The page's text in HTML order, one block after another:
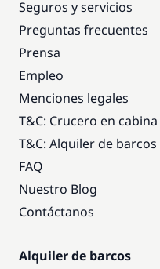
Seguros y servicios
Preguntas frecuentes
Prensa
Empleo
Menciones legales
T&C: Crucero en cabina
T&C: Alquiler de barcos
FAQ
Nuestro Blog
Contáctanos
Alquiler de barcos